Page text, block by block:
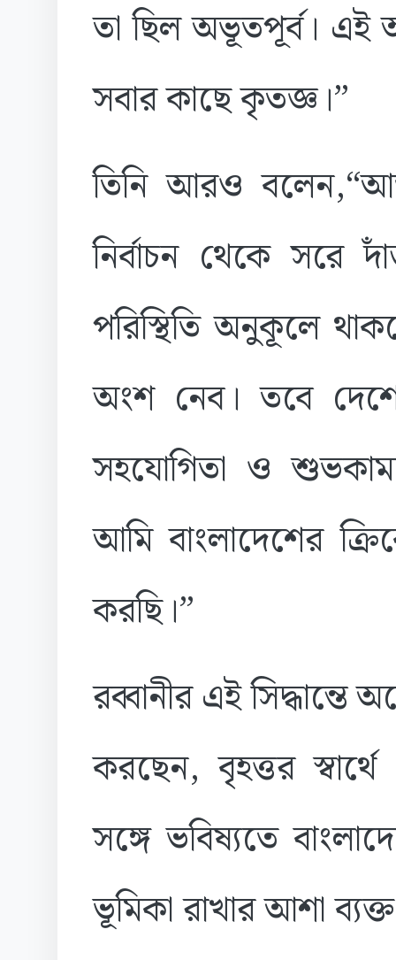
তা ছিল অভূতপূর্ব। এই
সবার কাছে কৃতজ্ঞ।”
তিনি আরও বলেন,“আজ
নির্বাচন থেকে সরে
পরিস্থিতি অনুকূলে
অংশ নেব। তবে
সহযোগিতা ও
আমি বাংলাদেশের
করছি।”
রব্বানীর এই সিদ্ধান্তে
করছেন, বৃহত্তর
সঙ্গে ভবিষ্যতে
ভূমিকা রাখার আশা